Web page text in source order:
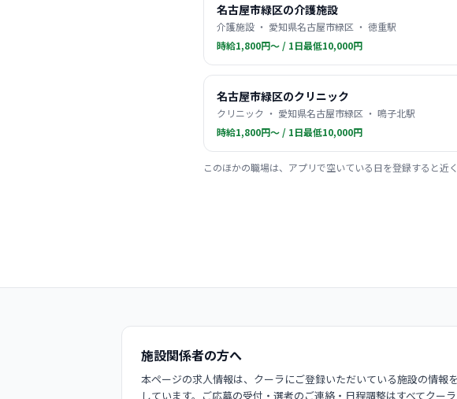
名古屋市緑区の介護施設
介護施設 ・ 愛知県名古屋市緑区 ・ 徳重駅
時給1,800円〜 / 1日最低10,000円
名古屋市緑区のクリニック
クリニック ・ 愛知県名古屋市緑区 ・ 鳴子北駅
時給1,800円〜 / 1日最低10,000円
このほかの職場は、アプリで空いている日を登録すると近く
施設関係者の方へ
本ページの求人情報は、クーラにご登録いただいている施設の情
しています。ご応募の受付・選考のご連絡・日程調整はすべてク